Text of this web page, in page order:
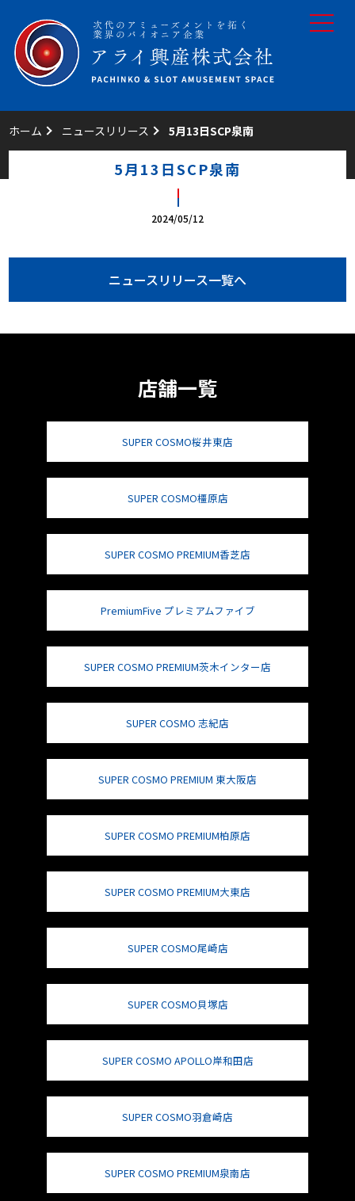
toggle
ホーム ニュースリリース 5月13日SCP泉南
5月13日SCP泉南
2024/05/12
ニュースリリース一覧へ
店舗一覧
SUPER COSMO桜井東店
SUPER COSMO橿原店
SUPER COSMO PREMIUM香芝店
PremiumFive プレミアムファイブ
SUPER COSMO PREMIUM茨木インター店
SUPER COSMO 志紀店
SUPER COSMO PREMIUM 東大阪店
SUPER COSMO PREMIUM柏原店
SUPER COSMO PREMIUM大東店
SUPER COSMO尾崎店
SUPER COSMO貝塚店
SUPER COSMO APOLLO岸和田店
SUPER COSMO羽倉崎店
SUPER COSMO PREMIUM泉南店